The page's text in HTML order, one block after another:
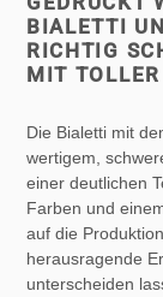
BIALETTI
RICHTIG
MIT
Die Bialetti mit
wertigem,
einer deutlichen
Farben und
auf die
herausragende
unterscheiden